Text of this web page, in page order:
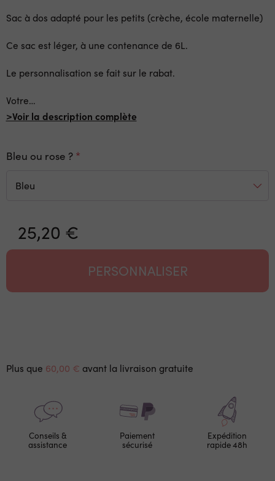
Sac à dos adapté pour les petits (crèche, école maternelle)
Ce sac est léger, à une contenance de 6L.
Le personnalisation se fait sur le rabat.
Votre…
>Voir la description complète
Bleu ou rose ?
25,20 €
PERSONNALISER
Plus que 60,00 € avant la livraison gratuite
Conseils &
assistance
Paiement
sécurisé
Expédition
rapide 48h